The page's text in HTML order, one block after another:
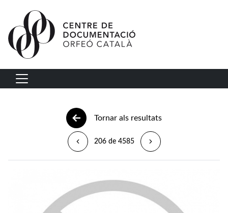
Vés al contingut
Navegació principal
Tornar als resultats
206 de 4585